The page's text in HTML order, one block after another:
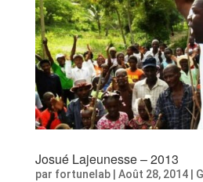
Josué Lajeunesse – 2013
par fortunelab| Août 28, 2014|